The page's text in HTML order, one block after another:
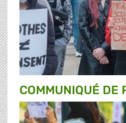
COMMUNIQUÉ DE